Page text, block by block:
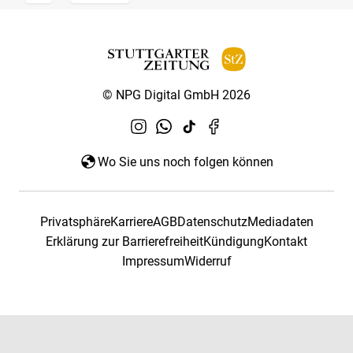
© NPG Digital GmbH 2026
Wo Sie uns noch folgen können
PrivatsphäreKarriereAGBDatenschutzMediadaten
Erklärung zur BarrierefreiheitKündigungKontakt
ImpressumWiderruf